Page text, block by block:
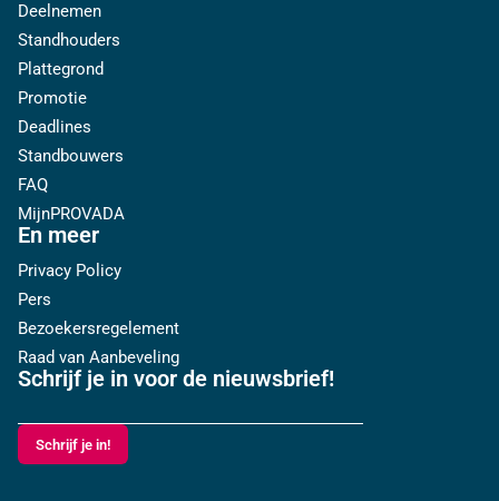
Deelnemen
Standhouders
Plattegrond
Promotie
Deadlines
Standbouwers
FAQ
MijnPROVADA
En meer
Privacy Policy
Pers
Bezoekersregelement
Raad van Aanbeveling
Schrijf je in voor de nieuwsbrief!
Schrijf je in!